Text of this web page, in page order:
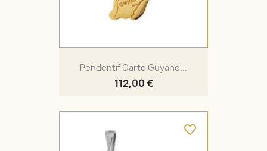
Pendentif Carte Guyane...
112,00 €
favorite_border